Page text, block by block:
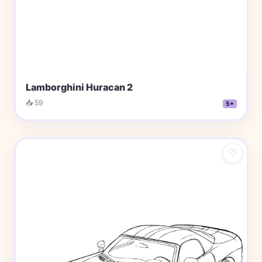
Lamborghini Huracan 2
📥 59 5+
♡